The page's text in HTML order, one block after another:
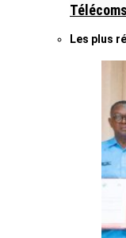
Télécoms
Les plus